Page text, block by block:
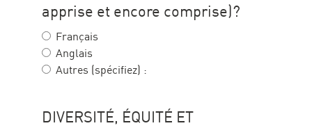
apprise et encore comprise)?
Français
Anglais
Autres (spécifiez) :
DIVERSITÉ, ÉQUITÉ ET